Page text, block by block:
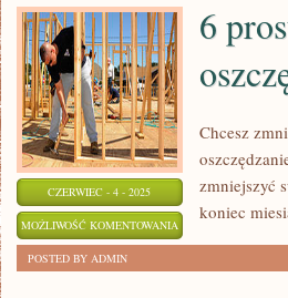
CZERWIEC - 4 - 2025
MOŻLIWOŚĆ KOMENTOWANIA
ZOSTAŁA WYŁĄCZONA
6
Chcesz
zmniejszyć
koniec
POSTED BY ADMIN